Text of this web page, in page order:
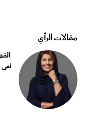
مقالات الرأي